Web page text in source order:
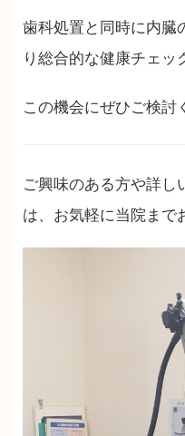
歯科処置と同時に内臓
り総合的な健康チェッ
この機会にぜひご検討
ご興味のある方や詳
は、お気軽に当院まで